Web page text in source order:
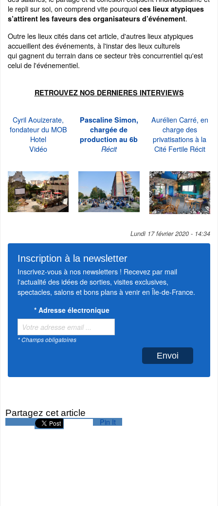
le repli sur soi, on comprend vite pourquoi ces lieux atypiques
s’attirent les faveurs des organisateurs d’événement.
Outre les lieux cités dans cet article, d'autres lieux atypiques
accueillent des événements, à l'instar des lieux culturels
qui gagnent du terrain dans ce secteur très concurrentiel qu'est
celui de l'événementiel.
RETROUVEZ NOS DERNIERES INTERVIEWS
Cyril Aouizerate,
fondateur du MOB
Hotel
Vidéo
Pascaline Simon,
chargée de
production au 6b
Récit
Aurélien Carré, en
charge des
privatisations à la
Cité Fertile Récit
Lundi 17 février 2020 - 14:34
Inscription à la newsletter
Inscrivez-vous à nos newsletters ! Recevez par mail
l'actualité des idées de sorties, visites exclusives,
spectacles, salons et bons plans à venir en Île-de-France.
* Adresse électronique
* Champs obligatoires
Partagez cet article
Pin It